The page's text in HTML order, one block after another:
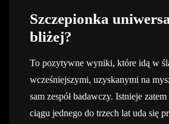
Szczepionka
bliżej?
To pozytywne wyniki, które idą w
wcześniejszymi, uzyskanymi na
sam zespół badawczy. Istnieje
ciągu jednego do trzech lat uda się